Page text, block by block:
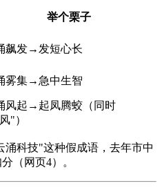
举个栗子
飙发→发短心长
雾集→急中生智
风起→起凤腾蛟（同时
"）
涌科技"这种假成语，去年市中
（网页4）。